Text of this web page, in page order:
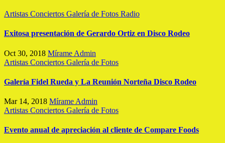
Artistas Conciertos Galería de Fotos Radio
Exitosa presentación de Gerardo Ortiz en Disco Rodeo
Oct 30, 2018 Mírame Admin
Artistas Conciertos Galería de Fotos
Galería Fidel Rueda y La Reunión Norteña Disco Rodeo
Mar 14, 2018 Mírame Admin
Artistas Conciertos Galería de Fotos
Evento anual de apreciación al cliente de Compare Foods